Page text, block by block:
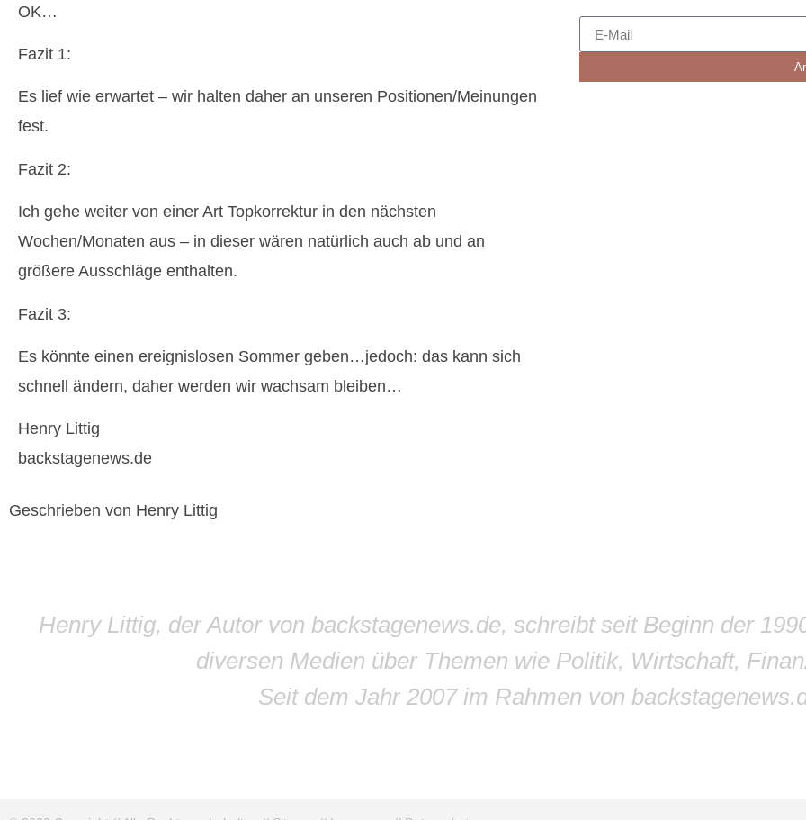
OK…
Fazit 1:
Es lief wie erwartet – wir halten daher an unseren Positionen/Meinungen
fest.
Fazit 2:
Ich gehe weiter von einer Art Topkorrektur in den nächsten
Wochen/Monaten aus – in dieser wären natürlich auch ab und an
größere Ausschläge enthalten.
Fazit 3:
Es könnte einen ereignislosen Sommer geben…jedoch: das kann sich
schnell ändern, daher werden wir wachsam bleiben…
Henry Littig
backstagenews.de
Geschrieben von Henry Littig
Henry Littig, der Autor von backstagenews.de, schreibt seit Beginn der
diversen Medien über Themen wie Politik, Wirtschaft,
Seit dem Jahr 2007 im Rahmen von